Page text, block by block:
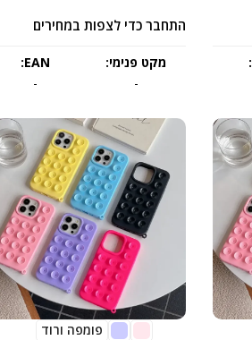
התחבר כדי לצפות במחירים
מקט פנימי:
-
EAN:
-
פומפה ורוד